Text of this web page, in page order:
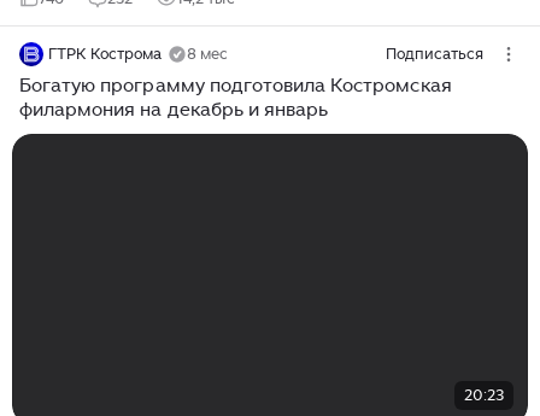
ГТРК Кострома 8 мес Подписаться
Богатую программу подготовила Костромская
филармония на декабрь и январь
20:23